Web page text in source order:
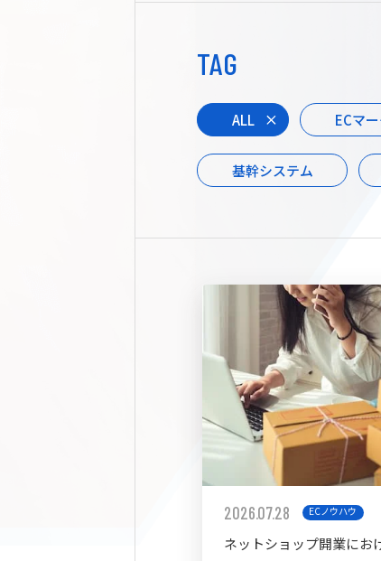
TAG
ALL ECマ
基幹システム
2026.07.28 ECノウハウ
ネットショップ開業にお